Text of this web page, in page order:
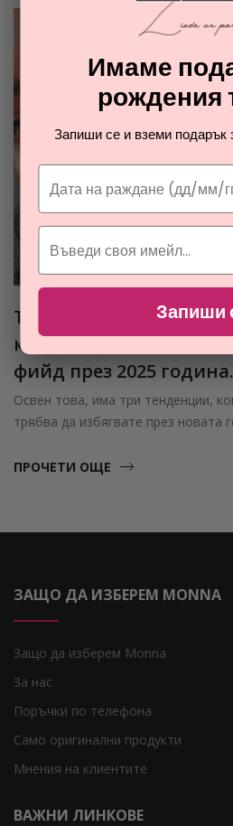
Тези четири
кожата ще бъдат
фийд през 2025 година.
Освен това, има три тенденции,
трябва да избягвате през новата
ПРОЧЕТИ ОЩЕ
ЗАЩО ДА ИЗБЕРЕМ MONNA
Защо да изберем Monna
За нас
Поръчки по телефона
Само оригинални продукти
Мнения на клиентите
ВАЖНИ ЛИНКОВЕ
Имаме
рождения
Запиши се и вземи подарък
Запиши